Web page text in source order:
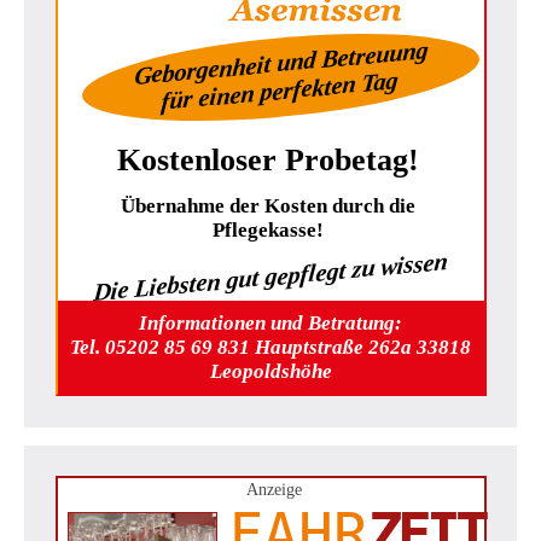
Geborgenheit und Betreuung
für einen perfekten Tag
Kostenloser Probetag!
Übernahme der Kosten durch die
Pflegekasse!
Die Liebsten gut gepflegt zu wissen
Informationen und Betratung:
Tel. 05202 85 69 831 Hauptstraße 262a 33818
Leopoldshöhe
Anzeige